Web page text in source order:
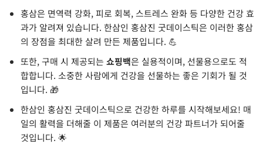
홍삼은 면역력 강화, 피로 회복, 스트레스 완화 등 다양한 건강 효
과가 알려져 있습니다. 한삼인 홍삼진 굿데이스틱은 이러한 홍삼
의 장점을 최대한 살려 만든 제품입니다. 💪
또한, 구매 시 제공되는 쇼핑백은 실용적이며, 선물용으로도 적
합합니다. 소중한 사람에게 건강을 선물하는 좋은 기회가 될 것
입니다. 🎁
한삼인 홍삼진 굿데이스틱으로 건강한 하루를 시작해보세요! 매
일의 활력을 더해줄 이 제품은 여러분의 건강 파트너가 되어줄
것입니다. 🌟